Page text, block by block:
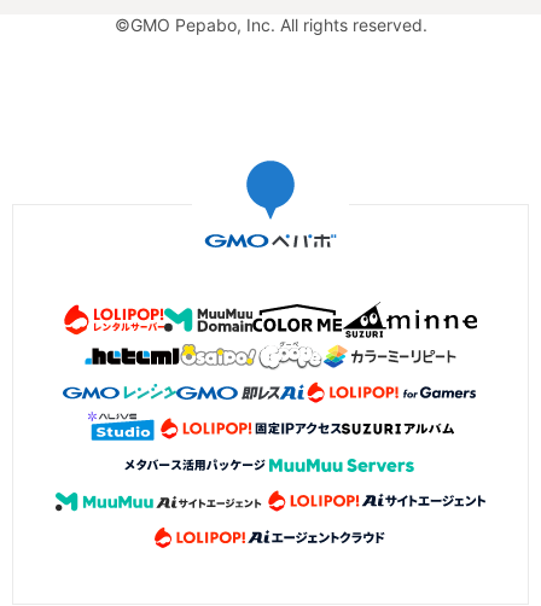
©GMO Pepabo, Inc. All rights reserved.